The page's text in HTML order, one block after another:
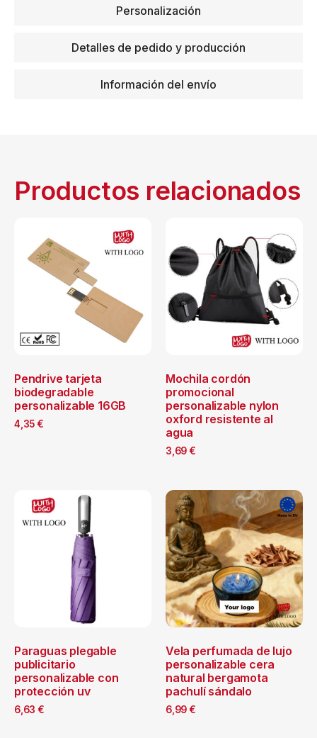
Personalización
Detalles de pedido y producción
Información del envío
Productos relacionados
Pendrive tarjeta
biodegradable
personalizable 16GB
4,35 €
Mochila cordón
promocional
personalizable nylon
oxford resistente al
agua
3,69 €
Paraguas plegable
publicitario
personalizable con
protección uv
6,63 €
Vela perfumada de lujo
personalizable cera
natural bergamota
pachulí sándalo
6,99 €